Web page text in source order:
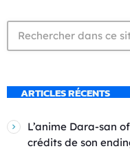
ARTICLES RÉCENTS
L’anime Dara-san
crédits de son